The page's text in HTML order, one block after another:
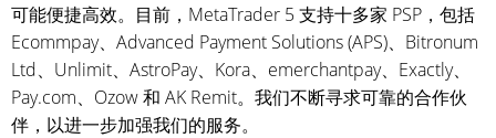
可能便捷高效。目前，MetaTrader 5 支持十多家 PSP，包括
Ecommpay、Advanced Payment Solutions (APS)、Bitronum
Ltd、Unlimit、AstroPay、Kora、emerchantpay、Exactly、
Pay.com、Ozow 和 AK Remit。我们不断寻求可靠的合作伙
伴，以进一步加强我们的服务。